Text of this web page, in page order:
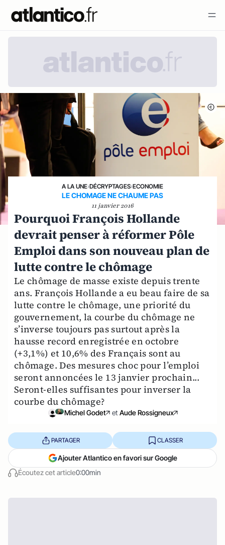
A LA UNE›DÉCRYPTAGES›ECONOMIE
LE CHOMAGE NE CHAUME PAS
11 janvier 2016
Pourquoi François Hollande
devrait penser à réformer Pôle
Emploi dans son nouveau plan de
lutte contre le chômage
Le chômage de masse existe depuis trente
ans. François Hollande a eu beau faire de sa
lutte contre le chômage, une priorité du
gouvernement, la courbe du chômage ne
s’inverse toujours pas surtout après la
hausse record enregistrée en octobre
(+3,1%) et 10,6% des Français sont au
chômage. Des mesures choc pour l’emploi
seront annoncées le 13 janvier prochain...
Seront-elles suffisantes pour inverser la
courbe du chômage?
Michel Godet et Aude Rossigneux
Écoutez cet article0:00min
PARTAGER CLASSER
Ajouter Atlantico en favori sur Google